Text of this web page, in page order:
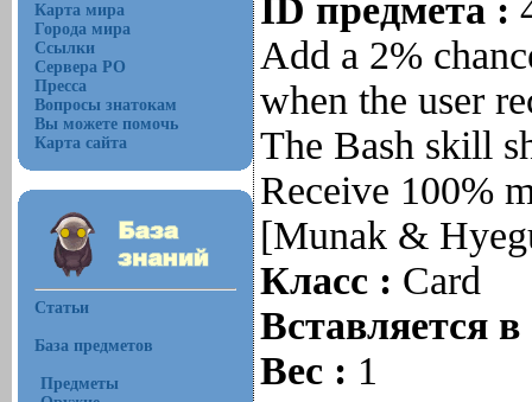
Карта мира
Города мира
Ссылки
Сервера РО
Пресса
Вопросы знатокам
Вы можете помочь
Карта сайта
Статьи
База предметов
Предметы
ID предмета :
Add a 2%
when the user
The Bash skill
Receive 100%
[Munak &
Класс : Card
Вставляется
Вес : 1